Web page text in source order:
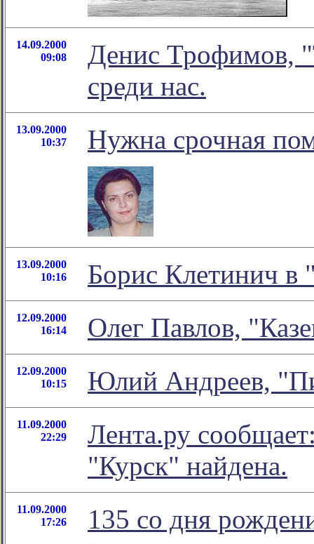
14.09.2000
09:08
Денис Трофимов,
среди нас.
13.09.2000
10:37
Нужна срочная
13.09.2000
10:16
Борис Клетинич в
12.09.2000
16:14
Олег Павлов,
12.09.2000
10:15
Юлий Андреев,
11.09.2000
22:29
Лента.ру
"Курск" найдена.
11.09.2000
17:26
135 со дня